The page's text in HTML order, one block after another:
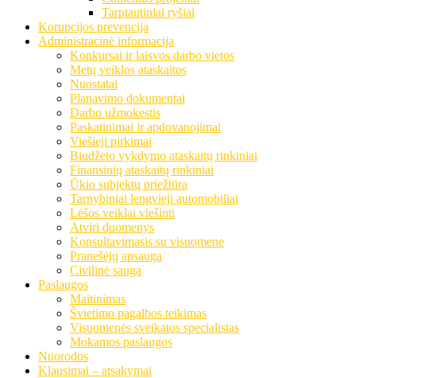
Tarptautiniai ryšiai
Korupcijos prevencija
Administracinė informacija
Konkursai ir laisvos darbo vietos
Metų veiklos ataskaitos
Nuostatai
Planavimo dokumentai
Darbo užmokestis
Paskatinimai ir apdovanojimai
Viešieji pirkimai
Biudžeto vykdymo ataskaitų rinkiniai
Finansinių ataskaitų rinkiniai
Ūkio subjektų priežiūra
Tarnybiniai lengvieji automobiliai
Lėšos veiklai viešinti
Atviri duomenys
Konsultavimasis su visuomene
Pranešėjų apsauga
Civilinė sauga
Paslaugos
Maitinimas
Švietimo pagalbos teikimas
Visuomenės sveikatos specialistas
Mokamos paslaugos
Nuorodos
Klausimai – atsakymai